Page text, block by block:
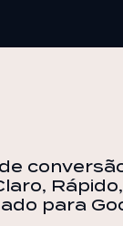
Rápido,
para